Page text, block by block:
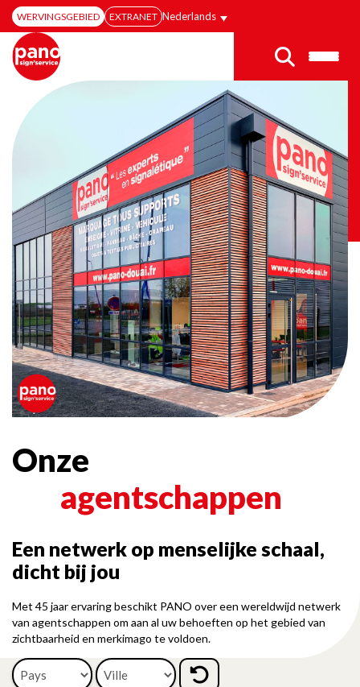
WERVINGSGEBIED EXTRANET Nederlands
Onze
agentschappen
Een netwerk op menselijke schaal,
dicht bij jou
Met 45 jaar ervaring beschikt PANO over een wereldwijd netwerk
van agentschappen om aan al uw behoeften op het gebied van
zichtbaarheid en merkimago te voldoen.